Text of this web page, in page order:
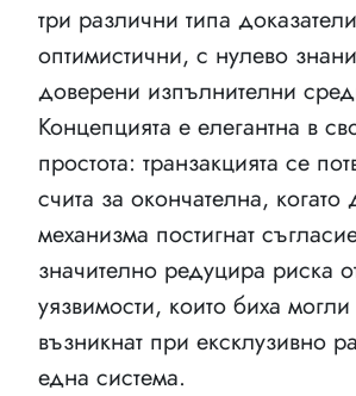
три различни типа
оптимистични, с нулево
доверени изпълнителни
Концепцията е елегантна в
простота: транзакцията се
счита за окончателна, когато
механизма постигнат
значително редуцира риска
уязвимости, които биха
възникнат при ексклузивно
една система.